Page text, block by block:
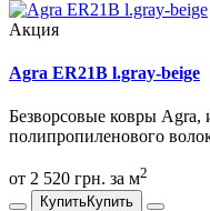
Акция
Agra ER21B l.gray-beige
Безворсовые ковры Agra,
полипропиленового
от 2 520 грн. за м2
КупитьКупить